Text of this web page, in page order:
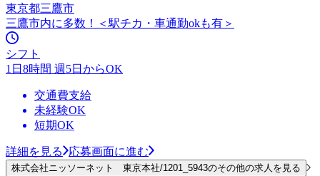
東京都三鷹市
三鷹市内に多数！＜駅チカ・車通勤okも有＞
シフト
1日8時間 週5日からOK
交通費支給
未経験OK
短期OK
詳細を見る 応募画面に進む
株式会社ニッソーネット 東京本社/1201_5943のその他の求人を見る